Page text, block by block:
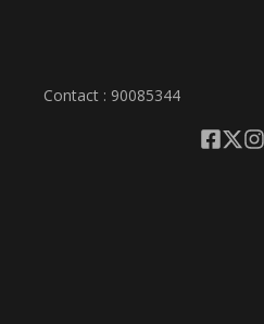
Contact : 90085344